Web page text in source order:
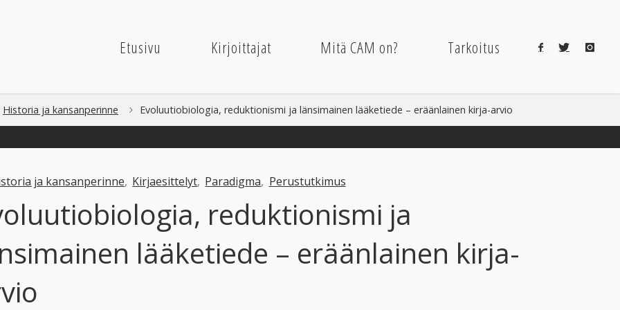
Etusivu Kirjoittajat Mitä CAM on? Tarkoitus
Historia ja kansanperinne Evoluutiobiologia, reduktionismi ja länsimainen lääketiede – eräänlainen kirja-arvio
ja kansanperinne, Kirjaesittelyt, Paradigma, Perustutkimus
reduktionismi ja
lääketiede – eräänlainen kirja-